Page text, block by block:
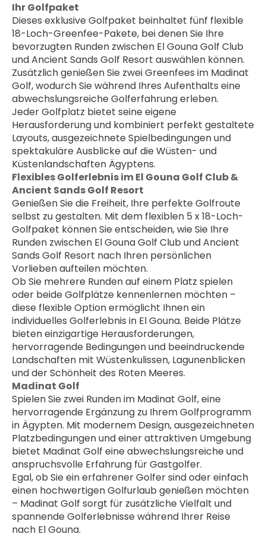
Ihr Golfpaket
Dieses exklusive Golfpaket beinhaltet fünf flexible
18-Loch-Greenfee-Pakete, bei denen Sie Ihre
bevorzugten Runden zwischen El Gouna Golf Club
und Ancient Sands Golf Resort auswählen können.
Zusätzlich genießen Sie zwei Greenfees im Madinat
Golf, wodurch Sie während Ihres Aufenthalts eine
abwechslungsreiche Golferfahrung erleben.
Jeder Golfplatz bietet seine eigene
Herausforderung und kombiniert perfekt gestaltete
Layouts, ausgezeichnete Spielbedingungen und
spektakuläre Ausblicke auf die Wüsten- und
Küstenlandschaften Ägyptens.
Flexibles Golferlebnis im El Gouna Golf Club &
Ancient Sands Golf Resort
Genießen Sie die Freiheit, Ihre perfekte Golfroute
selbst zu gestalten. Mit dem flexiblen 5 x 18-Loch-
Golfpaket können Sie entscheiden, wie Sie Ihre
Runden zwischen El Gouna Golf Club und Ancient
Sands Golf Resort nach Ihren persönlichen
Vorlieben aufteilen möchten.
Ob Sie mehrere Runden auf einem Platz spielen
oder beide Golfplätze kennenlernen möchten –
diese flexible Option ermöglicht Ihnen ein
individuelles Golferlebnis in El Gouna. Beide Plätze
bieten einzigartige Herausforderungen,
hervorragende Bedingungen und beeindruckende
Landschaften mit Wüstenkulissen, Lagunenblicken
und der Schönheit des Roten Meeres.
Madinat Golf
Spielen Sie zwei Runden im Madinat Golf, eine
hervorragende Ergänzung zu Ihrem Golfprogramm
in Ägypten. Mit modernem Design, ausgezeichneten
Platzbedingungen und einer attraktiven Umgebung
bietet Madinat Golf eine abwechslungsreiche und
anspruchsvolle Erfahrung für Gastgolfer.
Egal, ob Sie ein erfahrener Golfer sind oder einfach
einen hochwertigen Golfurlaub genießen möchten
– Madinat Golf sorgt für zusätzliche Vielfalt und
spannende Golferlebnisse während Ihrer Reise
nach El Gouna.